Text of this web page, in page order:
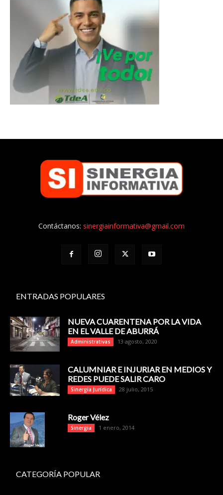
Contáctanos: sinergiainformativa@gmail.com
ENTRADAS POPULARES
NUEVA CUARENTENA POR LA VIDA
EN EL VALLE DE ABURRÁ
Administrativas 13 agosto, 2020
CALUMNIAR E INJURIAR EN MEDIOS Y
REDES PUEDE SALIR CARO
Sinergia Jurídica 28 julio, 2015
Roger Vélez
Sinergia 1 enero, 2014
CATEGORÍA POPULAR